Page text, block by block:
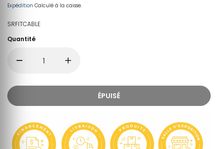
Expédition Calculé à la caisse.
SRFITCABLE
Quantité
ÉPUISÉ